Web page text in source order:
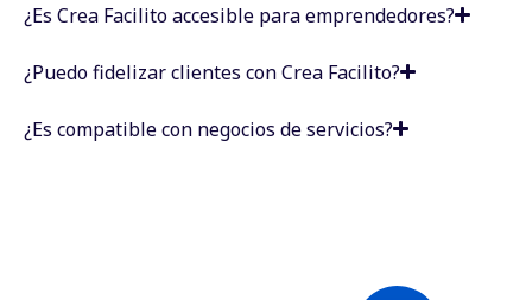
¿Es Crea Facilito accesible para emprendedores?
¿Puedo fidelizar clientes con Crea Facilito?
¿Es compatible con negocios de servicios?